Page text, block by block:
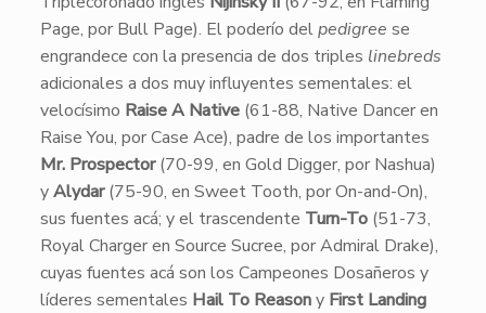
Page, por Bull Page). El poderío delpedigree se
engrandece con la presencia de dos triples linebreds
adicionales a dos muy influyentes sementales: el
velocísimo Raise A Native(61-88, Native Dancer en
Raise You, por Case Ace), padre de los importantes
Mr. Prospector(70-99, en Gold Digger, por Nashua)
yAlydar(75-90, en Sweet Tooth, por On-and-On),
sus fuentes acá; y el trascendente Turn-To(51-73,
Royal Charger en Source Sucree, por Admiral Drake),
cuyas fuentes acá son los Campeones Dosañeros y
líderes sementales Hail To Reasony First Landing